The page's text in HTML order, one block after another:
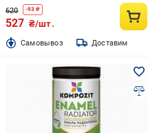
620 -93 ₴
527 ₴/шт.
Cамовывоз Доставим